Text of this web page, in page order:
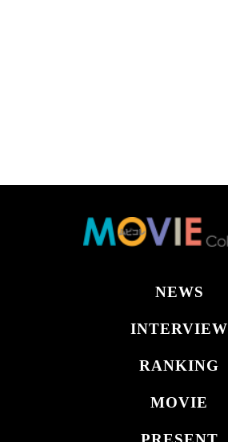
NEWS
INTERVIEW
RANKING
MOVIE